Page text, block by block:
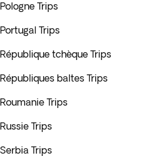
Pologne Trips
Portugal Trips
République tchèque Trips
Républiques baltes Trips
Roumanie Trips
Russie Trips
Serbia Trips